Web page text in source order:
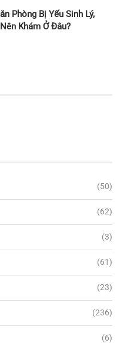
Phòng Bị Yếu Sinh Lý,
Khám Ở Đâu?
(50)
(62)
(3)
(61)
(23)
(236)
(6)